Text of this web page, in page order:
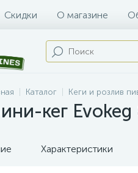
Скидки О магазине
Каталог Кеги и розлив
кег
Характеристики